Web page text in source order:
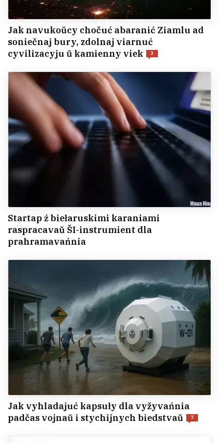
Jak navukoŭcy chočuć abaranić Ziamlu ad
soniečnaj bury, zdolnaj viarnuć
cyvilizacyju ŭ kamienny viek
3
Startap ź biełaruskimi karaniami
raspracavaŭ ŠI-instrumient dla
prahramavańnia
Jak vyhladajuć kapsuły dla vyžyvańnia
padčas vojnaŭ i stychijnych biedstvaŭ
7